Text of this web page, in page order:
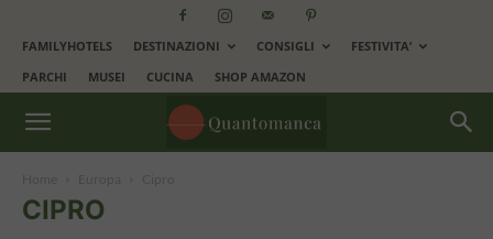
FAMILYHOTELS DESTINAZIONI CONSIGLI
FESTIVITA’
PARCHI
MUSEI CUCINA SHOP AMAZON
CIPRO